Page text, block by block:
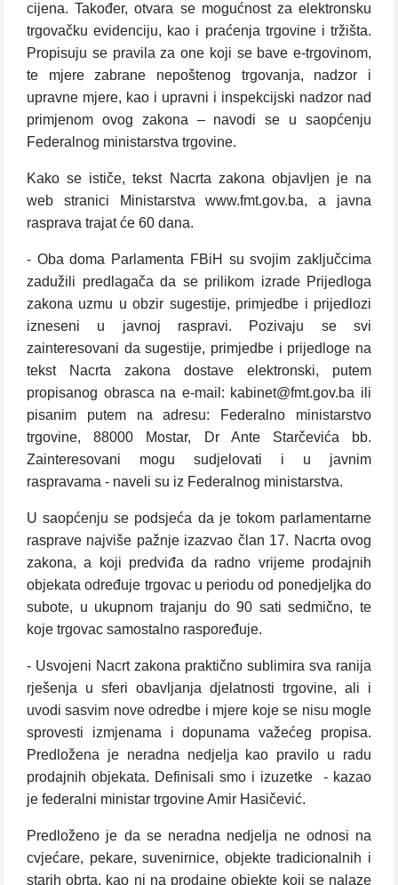
cijena. Također, otvara se mogućnost za elektronsku
trgovačku evidenciju, kao i praćenja trgovine i tržišta.
Propisuju se pravila za one koji se bave e-trgovinom,
te mjere zabrane nepoštenog trgovanja, nadzor i
upravne mjere, kao i upravni i inspekcijski nadzor nad
primjenom ovog zakona – navodi se u saopćenju
Federalnog ministarstva trgovine.
Kako se ističe, tekst Nacrta zakona objavljen je na
web stranici Ministarstva www.fmt.gov.ba, a javna
rasprava trajat će 60 dana.
- Oba doma Parlamenta FBiH su svojim zaključcima
zadužili predlagača da se prilikom izrade Prijedloga
zakona uzmu u obzir sugestije, primjedbe i prijedlozi
izneseni u javnoj raspravi. Pozivaju se svi
zainteresovani da sugestije, primjedbe i prijedloge na
tekst Nacrta zakona dostave elektronski, putem
propisanog obrasca na e-mail: kabinet@fmt.gov.ba ili
pisanim putem na adresu: Federalno ministarstvo
trgovine, 88000 Mostar, Dr Ante Starčevića bb.
Zainteresovani mogu sudjelovati i u javnim
raspravama - naveli su iz Federalnog ministarstva.
U saopćenju se podsjeća da je tokom parlamentarne
rasprave najviše pažnje izazvao član 17. Nacrta ovog
zakona, a koji predviđa da radno vrijeme prodajnih
objekata određuje trgovac u periodu od ponedjeljka do
subote, u ukupnom trajanju do 90 sati sedmično, te
koje trgovac samostalno raspoređuje.
- Usvojeni Nacrt zakona praktično sublimira sva ranija
rješenja u sferi obavljanja djelatnosti trgovine, ali i
uvodi sasvim nove odredbe i mjere koje se nisu mogle
sprovesti izmjenama i dopunama važećeg propisa.
Predložena je neradna nedjelja kao pravilo u radu
prodajnih objekata. Definisali smo i izuzetke - kazao
je federalni ministar trgovine Amir Hasičević.
Predloženo je da se neradna nedjelja ne odnosi na
cvjećare, pekare, suvenirnice, objekte tradicionalnih i
starih obrta, kao ni na prodajne objekte koji se nalaze